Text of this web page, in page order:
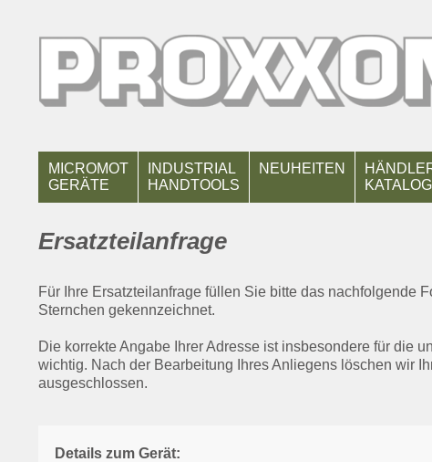
MICROMOT
GERÄTE
INDUSTRIAL
HANDTOOLS
NEUHEITEN
Ersatzteilanfrage
Für Ihre Ersatzteilanfrage füllen Sie bitte das nachfolgende
Sternchen gekennzeichnet.
Die korrekte Angabe Ihrer Adresse ist insbesondere für die
wichtig. Nach der Bearbeitung Ihres Anliegens löschen wir
ausgeschlossen.
Details zum Gerät: